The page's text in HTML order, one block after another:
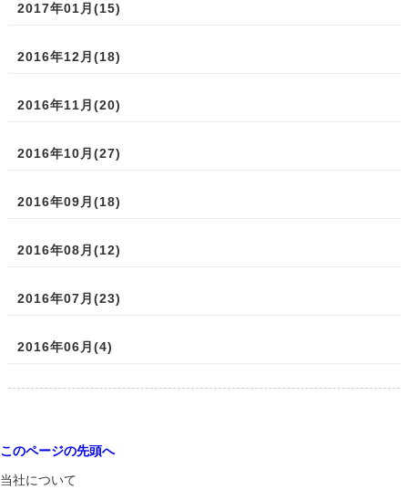
2017年01月(15)
2016年12月(18)
2016年11月(20)
2016年10月(27)
2016年09月(18)
2016年08月(12)
2016年07月(23)
2016年06月(4)
このページの先頭へ
当社について